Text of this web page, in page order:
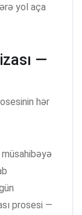
yol aça
—
hər
prosesi —